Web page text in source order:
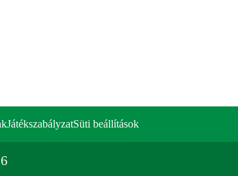
JátékszabályzatSüti beállítások